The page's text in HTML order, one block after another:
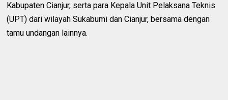
Kabupaten Cianjur, serta para Kepala Unit Pelaksana Teknis
(UPT) dari wilayah Sukabumi dan Cianjur, bersama dengan
tamu undangan lainnya.